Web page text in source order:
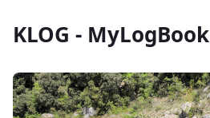
KLOG - MyLogBook